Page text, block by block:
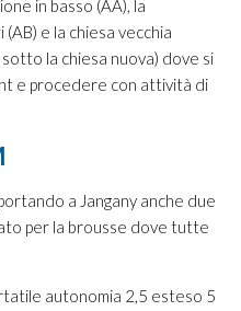
in basso (AA), la
e la chiesa vecchia
la chiesa nuova) dove si
e procedere con attività di
a Jangany anche due
per la brousse dove tutte
autonomia 2,5 esteso 5